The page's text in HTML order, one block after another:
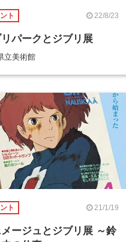
ト 22/8/23
パークとジブリ展
立美術館
ト 21/1/19
ージュとジブリ展 ～鈴